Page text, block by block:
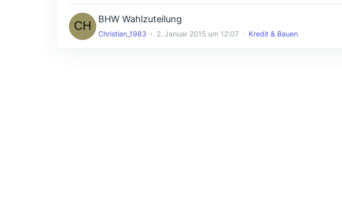
BHW Wahlzuteilung
Christian_1983 2. Januar 2015 um 12:07 Kredit & Bauen